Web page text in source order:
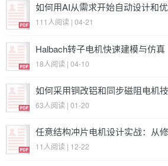
如何用AI从需求开始自动设计和
式设计方法
111人阅读 | 04-21
Halbach转子电机快速建模与仿真
18人阅读 | 04-10
如何采用铜改铝和同步磁阻电机
能效适配 + 材料波动应对新技能
63人阅读 | 01-20
任意结构冲片电机设计实战：从
落地
11人阅读 | 12-22